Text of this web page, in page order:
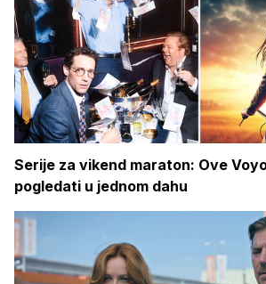
Serije za vikend maraton: Ove
pogledati u jednom dahu